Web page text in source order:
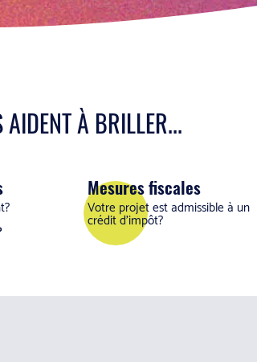
À BRILLER...
Mesures fiscales
Votre projet est admissible à un
crédit d'impôt?